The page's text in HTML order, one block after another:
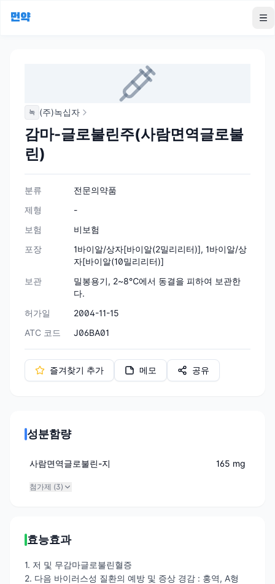
먼약
녹 (주)녹십자
감마-글로불린주(사람면역글로불
린)
분류
전문의약품
제형
-
보험
비보험
포장
1바이알/상자[바이알(2밀리리터)], 1바이알/상
자[바이알(10밀리리터)]
보관
밀봉용기, 2~8℃에서 동결을 피하여 보관한
다.
허가일
2004-11-15
ATC 코드
J06BA01
즐겨찾기 추가 메모 공유
성분함량
사람면역글로불린-지 165 mg
첨가제 (3)
효능효과
1. 저 및 무감마글로불린혈증
2. 다음 바이러스성 질환의 예방 및 증상 경감 : 홍역, A형